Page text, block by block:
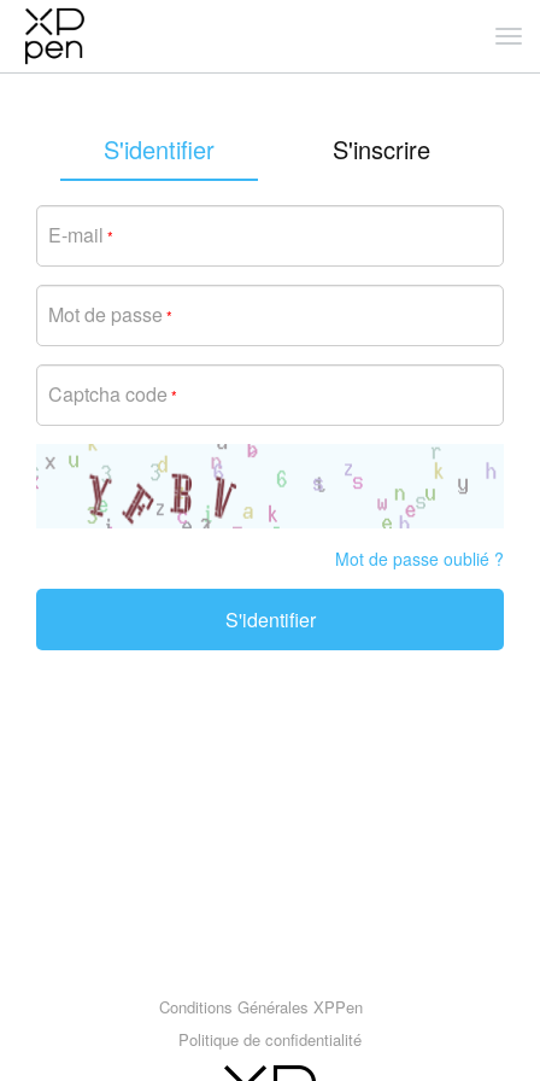
S'identifier S'inscrire
E-mail *
Mot de passe *
Captcha code *
Mot de passe oublié ?
S'identifier
Conditions Générales XPPen
Politique de confidentialité